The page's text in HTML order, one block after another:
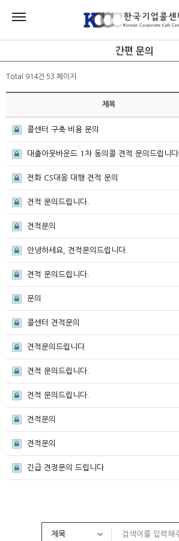
간편 문의
Total 914건 53 페이지
제목
콜센터 구축 비용 문의
대출아웃바운드 1차 동의콜 견적 문의드립니다
전화 CS대응 대행 견적 문의
견적 문의드립니다.
견적문의
안녕하세요, 견적문의드립니다.
견적 문의드립니다.
문의
콜센터 견적문의
견적문의드립니다.
견적 문의드립니다.
견적 문의드립니다.
견적문의
견적문의
긴급 견정문의 드립니다